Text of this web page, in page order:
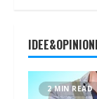
IDEE&OPINIONI
2 MIN READ